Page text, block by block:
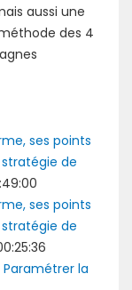
aussi une
des 4
ses points
de
ses points
de
Paramétrer la